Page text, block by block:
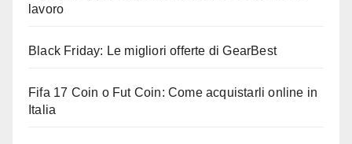
lavoro
Black Friday: Le migliori offerte di GearBest
Fifa 17 Coin o Fut Coin: Come acquistarli online in
Italia